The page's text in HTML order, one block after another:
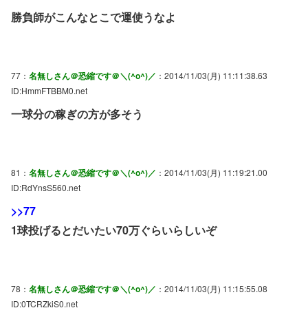
勝負師がこんなとこで運使うなよ
77： 名無しさん＠恐縮です＠＼(^o^)／ ：2014/11/03(月) 11:11:38.63
ID:HmmFTBBM0.net
一球分の稼ぎの方が多そう
81： 名無しさん＠恐縮です＠＼(^o^)／ ：2014/11/03(月) 11:19:21.00
ID:RdYnsS560.net
>>77
1球投げるとだいたい70万ぐらいらしいぞ
78： 名無しさん＠恐縮です＠＼(^o^)／ ：2014/11/03(月) 11:15:55.08
ID:0TCRZkiS0.net